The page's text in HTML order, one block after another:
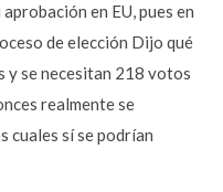
en EU, pues en
de elección Dijo qué
y se necesitan 218 votos
realmente se
cuales sí se podrían